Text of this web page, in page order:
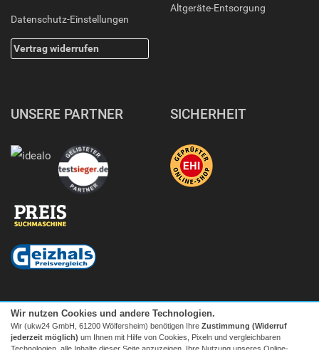
Datenschutz-Einstellungen
Vertrag widerrufen
Altgeräte-Entsorgung
UNSERE PARTNER SICHERHEIT
Wir nutzen Cookies und andere Technologien.
Wir (ukw24 GmbH, 61200 Wölfersheim) benötigen Ihre Zustimmung (Widerruf
jederzeit möglich) um Ihnen mit Hilfe von Cookies, Pixeln und vergleichbaren